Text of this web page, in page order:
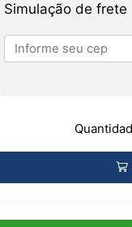
Simulação de frete